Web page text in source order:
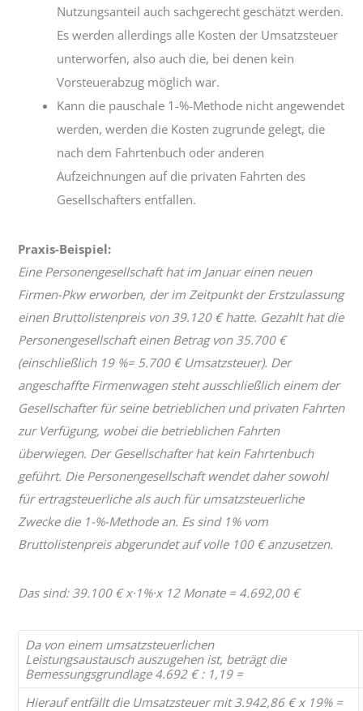
Nutzungsanteil auch sachgerecht geschätzt werden.
Es werden allerdings alle Kosten der Umsatzsteuer
unterworfen, also auch die, bei denen kein
Vorsteuerabzug möglich war.
Kann die pauschale 1-%-Methode nicht angewendet
werden, werden die Kosten zugrunde gelegt, die
nach dem Fahrtenbuch oder anderen
Aufzeichnungen auf die privaten Fahrten des
Gesellschafters entfallen.
Praxis-Beispiel:
Eine Personengesellschaft hat im Januar einen neuen
Firmen-Pkw erworben, der im Zeitpunkt der Erstzulassung
einen Bruttolistenpreis von 39.120 € hatte. Gezahlt hat die
Personengesellschaft einen Betrag von 35.700 €
(einschließlich 19 %= 5.700 € Umsatzsteuer). Der
angeschaffte Firmenwagen steht ausschließlich einem der
Gesellschafter für seine betrieblichen und privaten Fahrten
zur Verfügung, wobei die betrieblichen Fahrten
überwiegen. Der Gesellschafter hat kein Fahrtenbuch
geführt. Die Personengesellschaft wendet daher sowohl
für ertragsteuerliche als auch für umsatzsteuerliche
Zwecke die 1-%-Methode an. Es sind 1% vom
Bruttolistenpreis abgerundet auf volle 100 € anzusetzen.
Das sind: 39.100 € x·1%·x 12 Monate = 4.692,00 €
Da von einem umsatzsteuerlichen
Leistungsaustausch auszugehen ist, beträgt die
Bemessungsgrundlage 4.692 € : 1,19 =
Hierauf entfällt die Umsatzsteuer mit 3.942,86 € x 19% =